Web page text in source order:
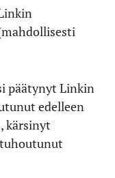
päätynyt Linkin
edelleen
kärsinyt